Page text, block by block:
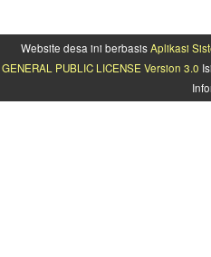
Website desa ini berbasisAplikasi
GENERAL PUBLIC LICENSE Version 3.0